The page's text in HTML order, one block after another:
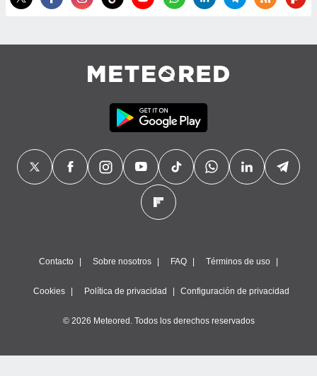
con el
publicidad
de
Contacto Sobre nosotros FAQ Términos de uso
Cookies Política de privacidad Configuración de privacidad
© 2026 Meteored. Todos los derechos reservados